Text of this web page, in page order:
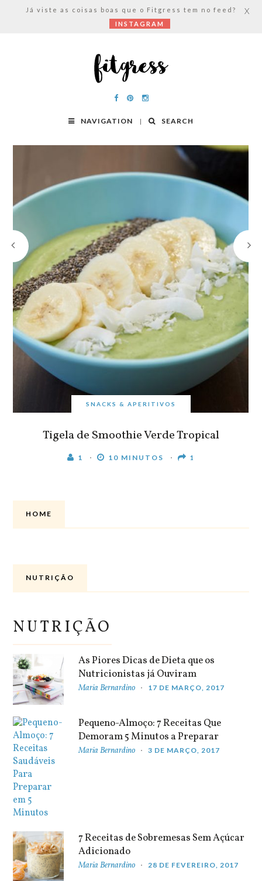
NAVIGATION SEARCH
SNACKS & APERITIVOS
Tigela de Smoothie Verde Tropical
1 10 MINUTOS 1
HOME
NUTRIÇÃO
NUTRIÇÃO
As Piores Dicas de Dieta que os
Nutricionistas já Ouviram
Maria Bernardino 17 DE MARÇO, 2017
Pequeno-Almoço: 7 Receitas Que
Demoram 5 Minutos a Preparar
Maria Bernardino 3 DE MARÇO, 2017
7 Receitas de Sobremesas Sem Açúcar
Adicionado
Maria Bernardino 28 DE FEVEREIRO, 2017
Já viste as coisas boas que o Fitgress tem no feed?
INSTAGRAM
X